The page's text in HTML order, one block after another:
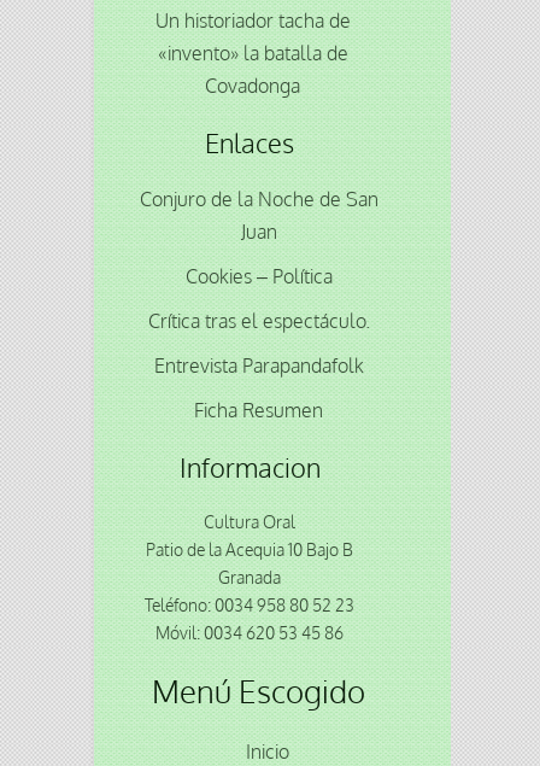
Un historiador tacha de
«invento» la batalla de
Covadonga
Enlaces
Conjuro de la Noche de San
Juan
Cookies – Política
Crítica tras el espectáculo.
Entrevista Parapandafolk
Ficha Resumen
Informacion
Cultura Oral
Patio de la Acequia 10 Bajo B
Granada
Teléfono: 0034 958 80 52 23
Móvil: 0034 620 53 45 86
Menú Escogido
Inicio